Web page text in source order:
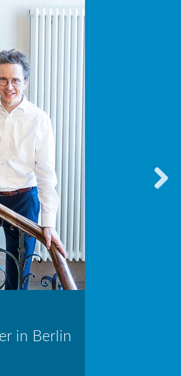
in Berlin
Information: Die Wohngeldstelle darf Nachweise über Bemühungen zur Aufnahme einer Erwerbstätigkeit fordern
auf dieser